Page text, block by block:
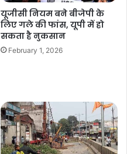
यूजीसी नियम बने बीजेपी के
लिए गले की फांस, यूपी में हो
सकता है नुकसान
February 1, 2026